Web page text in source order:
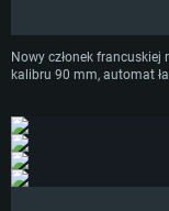
Nowy członek francuskiej
kalibru 90 mm, automat